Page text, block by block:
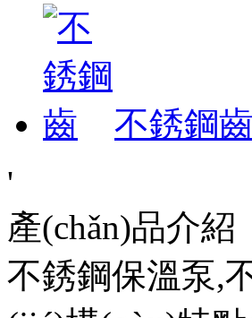
不銹鋼齒
'
產(chǎn)品介紹
不銹鋼保溫泵,